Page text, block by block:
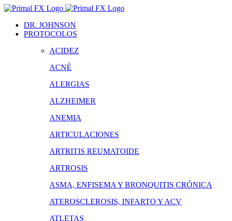
Saltar
contenidoDR. JOHNSON
PROTOCOLOS
ACIDEZ
ACNÉ
ALERGIAS
ALZHEIMER
ANEMIA
ARTICULACIONES
ARTRITIS REUMATOIDE
ARTROSIS
ASMA, ENFISEMA Y BRONQUITIS CRÓNICA
ATEROSCLEROSIS, INFARTO Y ACV
ATLETAS